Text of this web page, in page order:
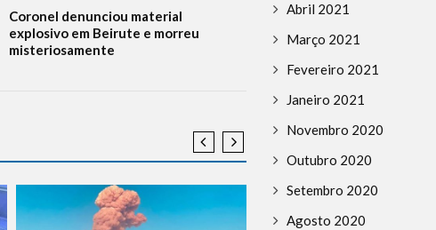
Coronel denunciou material
explosivo em Beirute e morreu
misteriosamente
Abril 2021
Março 2021
Fevereiro 2021
Janeiro 2021
Novembro 2020
Outubro 2020
Setembro 2020
Agosto 2020